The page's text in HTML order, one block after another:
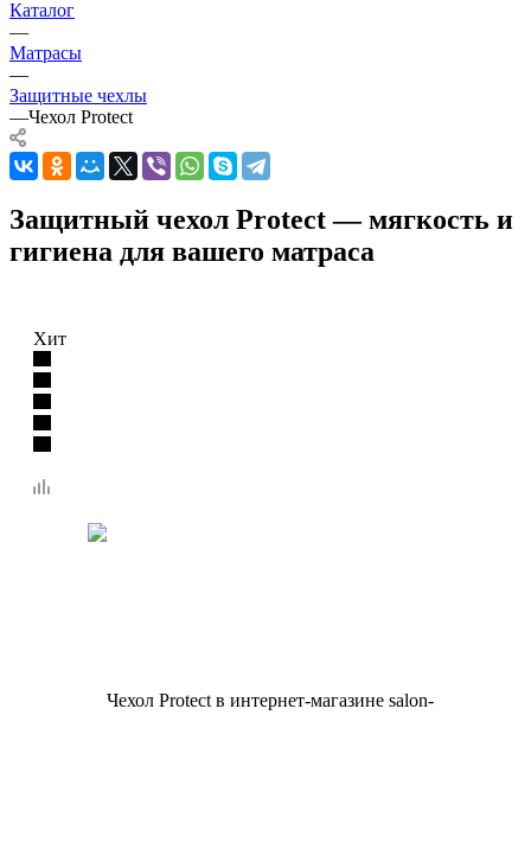
Каталог
—
Матрасы
—
Защитные чехлы
—Чехол Protect
Защитный чехол Protect — мягкость и
гигиена для вашего матраса
Хит